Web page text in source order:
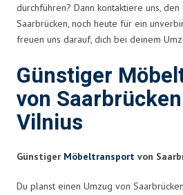
durchführen? Dann kontaktiere uns,
Saarbrücken, noch heute für ein
freuen uns darauf, dich bei deinem
Günstiger
von
Vilnius
Günstiger Möbeltransport von
Du planst einen Umzug von